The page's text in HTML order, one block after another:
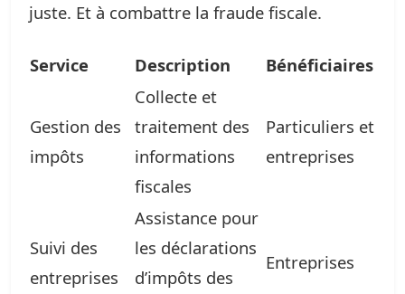
juste. Et à combattre la fraude fiscale.
Service Description Bénéficiaires
Gestion des
impôts
Collecte et
traitement des
informations
fiscales
Particuliers et
entreprises
Suivi des
entreprises
Assistance pour
les déclarations
d’impôts des
Entreprises